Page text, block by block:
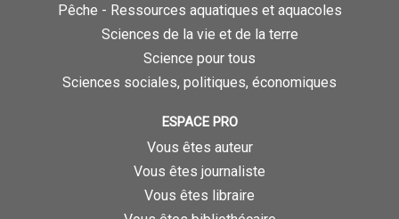
Pêche - Ressources aquatiques et aquacoles
Sciences de la vie et de la terre
Science pour tous
Sciences sociales, politiques, économiques
ESPACE PRO
Vous êtes auteur
Vous êtes journaliste
Vous êtes libraire